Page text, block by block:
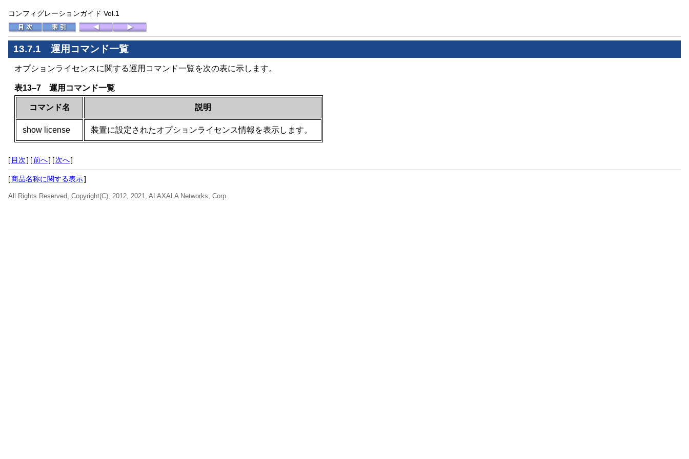
コンフィグレーションガイド Vol.1
13.7.1 運用コマンド一覧
オプションライセンスに関する運用コマンド一覧を次の表に示します。
表13‒7 運用コマンド一覧
コマンド名 説明
show license 装置に設定されたオプションライセンス情報を表示します。
[ 目次] [前へ] [次へ]
[商品名称に関する表示]
All Rights Reserved, Copyright(C), 2012, 2021, ALAXALA Networks, Corp.